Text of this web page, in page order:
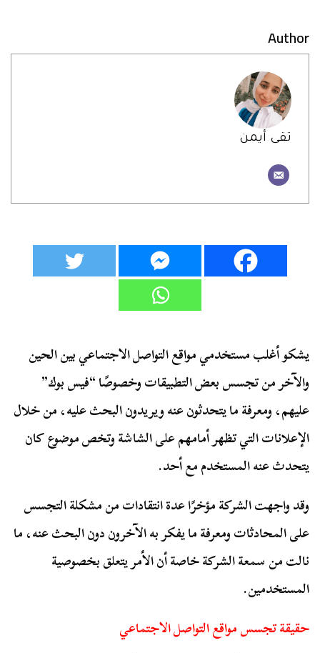
Author
تقى أيمن
يشكو أغلب مستخدمي مواقع التواصل الاجتماعي بين الحين
والآخر من تجسس بعض التطبيقات وخصوصًا “فيس بوك”
عليهم، ومعرفة ما يتحدثون عنه ويريدون البحث عليه، من خلال
الإعلانات التي تظهر أمامهم على الشاشة وتخص موضوع كان
يتحدث عنه المستخدم مع أحد.
وقد واجهت الشركة مؤخرًا عدة انتقادات من مشكلة التجسس
على المحادثات ومعرفة ما يفكر به الآخرون دون البحث عنه، ما
نالت من سمعة الشركة خاصة أن الأمر يتعلق بخصوصية
المستخدمين.
حقيقة تجسس مواقع التواصل الاجتماعي